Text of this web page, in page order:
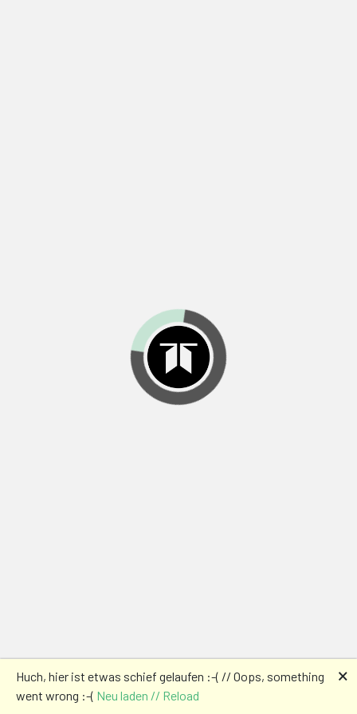
Huch, hier ist etwas schief gelaufen :-( // Oops, something
went wrong :-( Neu laden // Reload
🗙